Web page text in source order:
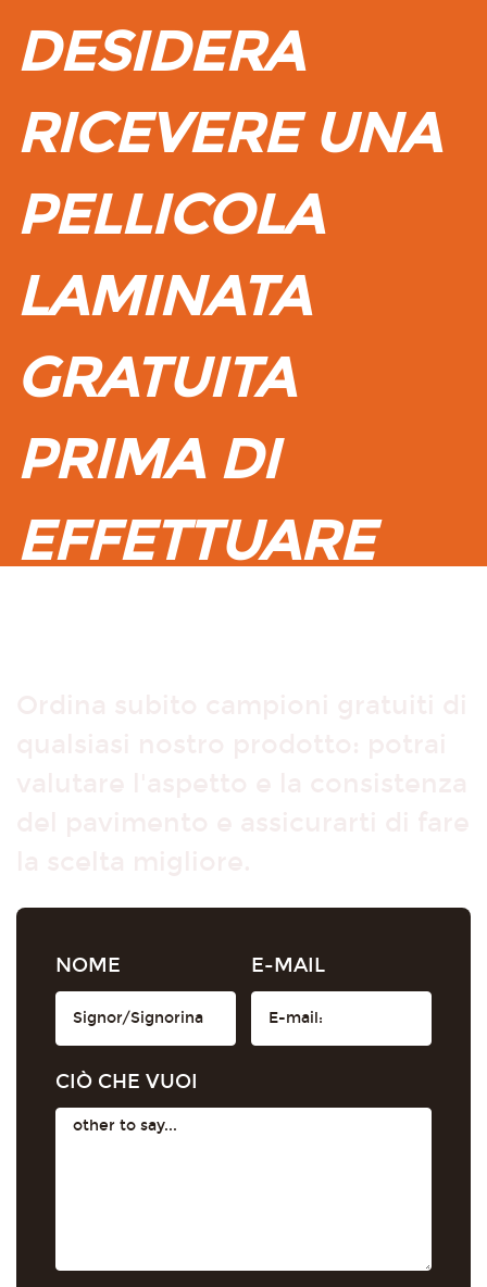
DESIDERA
RICEVERE UNA
PELLICOLA
LAMINATA
GRATUITA
PRIMA DI
EFFETTUARE
NOME E-MAIL
CIÒ CHE VUOI